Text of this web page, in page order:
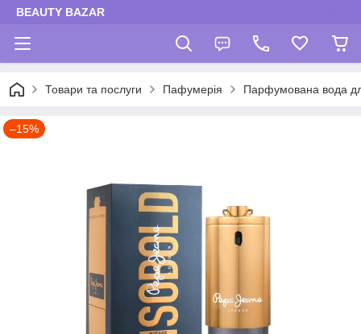
BEAUTY BAZAR
Товари та послуги Пафумерія Парфумована вода
–15%